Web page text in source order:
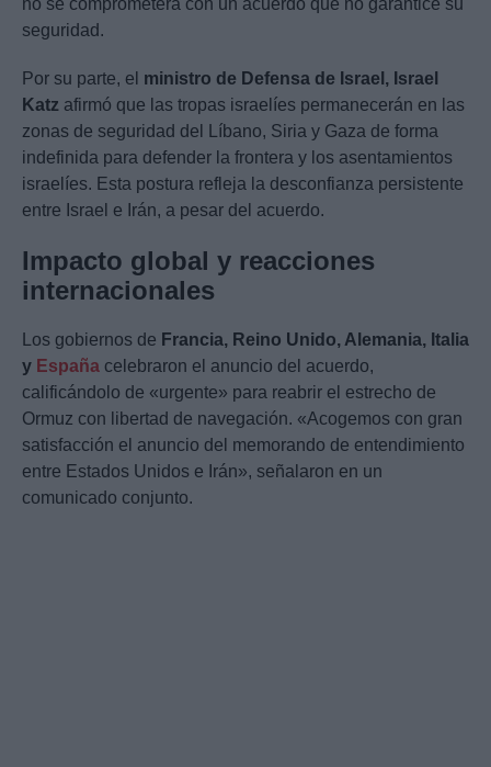
no se comprometerá con un acuerdo que no garantice su
seguridad.
Por su parte, el ministro de Defensa de Israel, Israel
Katz afirmó que las tropas israelíes permanecerán en las
zonas de seguridad del Líbano, Siria y Gaza de forma
indefinida para defender la frontera y los asentamientos
israelíes. Esta postura refleja la desconfianza persistente
entre Israel e Irán, a pesar del acuerdo.
Impacto global y reacciones
internacionales
Los gobiernos de Francia, Reino Unido, Alemania, Italia
y España celebraron el anuncio del acuerdo,
calificándolo de «urgente» para reabrir el estrecho de
Ormuz con libertad de navegación. «Acogemos con gran
satisfacción el anuncio del memorando de entendimiento
entre Estados Unidos e Irán», señalaron en un
comunicado conjunto.